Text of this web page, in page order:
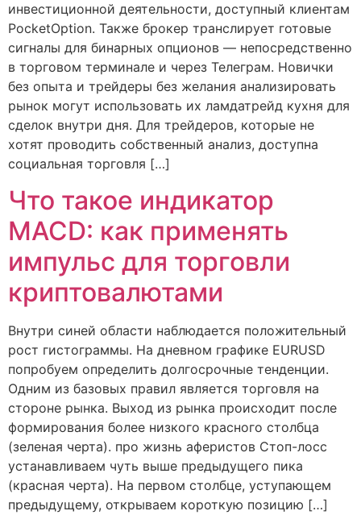
инвестиционной деятельности, доступный клиентам
PocketOption. Также брокер транслирует готовые
сигналы для бинарных опционов — непосредственно
в торговом терминале и через Телеграм. Новички
без опыта и трейдеры без желания анализировать
рынок могут использовать их ламдатрейд кухня для
сделок внутри дня. Для трейдеров, которые не
хотят проводить собственный анализ, доступна
социальная торговля […]
Что такое индикатор
MACD: как применять
импульс для торговли
криптовалютами
Внутри синей области наблюдается положительный
рост гистограммы. На дневном графике EURUSD
попробуем определить долгосрочные тенденции.
Одним из базовых правил является торговля на
стороне рынка. Выход из рынка происходит после
формирования более низкого красного столбца
(зеленая черта). про жизнь аферистов Стоп-лосс
устанавливаем чуть выше предыдущего пика
(красная черта). На первом столбце, уступающем
предыдущему, открываем короткую позицию […]